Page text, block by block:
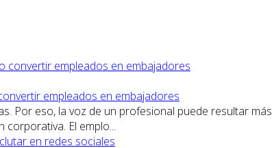
empleados en embajadores
Por eso, la voz de un profesional puede resultar más
corporativa. El emplo...